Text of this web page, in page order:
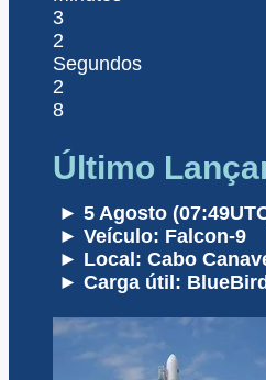
3
2
Segundos
2
8
Último
► 5 Agosto
► Veículo: Falcon-9
► Local: Cabo
► Carga útil: